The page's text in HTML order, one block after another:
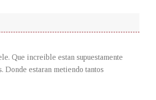
Que increible estan supuestamente
Donde estaran metiendo tantos